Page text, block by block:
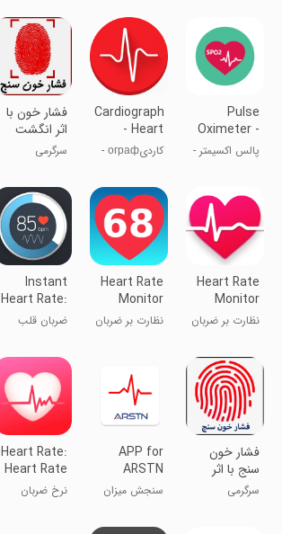
Pulse
Oximeter -
Beat &
Oxygen
پالس اکسیمتر -
Cardiograph
- Heart
Rate Meter
کاردیограф -
ضربان قلب
فشار خون با
اثر انگشت
سرگرمی
Heart Rate
Monitor
نظارت بر ضربان
Heart Rate
Monitor
نظارت بر ضربان
Instant
Heart Rate:
HR Monitor
ضربان قلب
فشار خون
سنج با اثر
انگشت
سرگرمی
APP for
ARSTN
Pulse
Oximeter
سنجش میزان
Heart Rate:
Heart Rate
Monitor
نرخ ضربان